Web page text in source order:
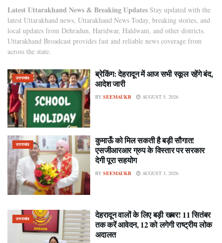
Latest Uttarakhand News & Breaking Updates Stay updated with the
latest Uttarakhand news, Uttarakhand News Today, breaking stories, and
local updates from Dehradun, Haridwar, Haldwani, and other districts.
Uttarakhand Broadcast provides fast and reliable news coverage from
across the state.
उत्तराखंड
ब्रेकिंग: देहरादून में आज सभी स्कूल रहेंगे बंद,
आदेश जारी
BY SEEMAUKB AUGUST 5, 2026
उत्तराखंड
कुमाऊँ को मिल सकती है बड़ी सौगात!
एसजीआरआर ग्रुप के विस्तार पर सरकार
देगी पूरा सहयोग
BY SEEMAUKB AUGUST 3, 2026
उत्तराखंड
देहरादून वालों के लिए बड़ी खबर! 11 सितंबर
तक करें आवेदन, 12 को लगेगी राष्ट्रीय लोक
अदालत